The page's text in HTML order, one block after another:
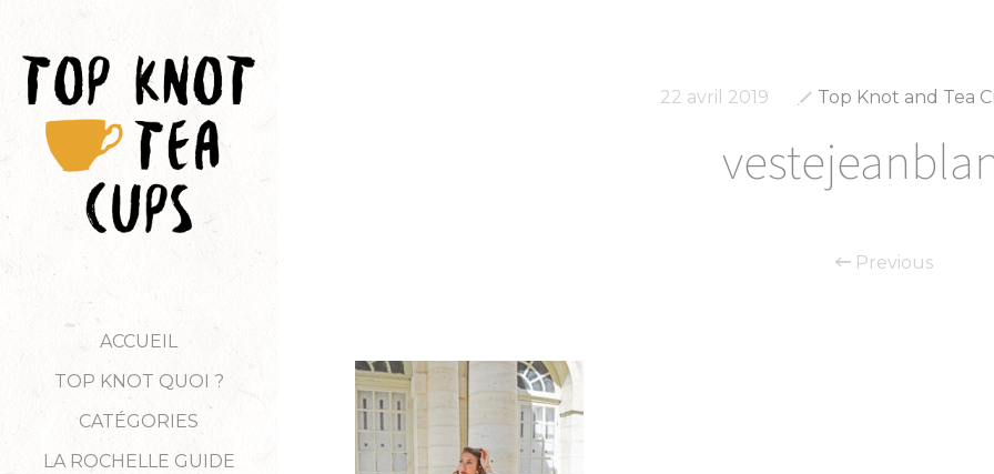
ACCUEIL
TOP KNOT QUOI ?
CATÉGORIES
LA ROCHELLE GUIDE
22 avril 2019 Top Knot and Tea
Previous